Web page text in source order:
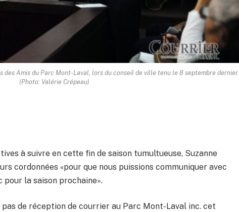
des Amis du Parc Mont-Laval, lors du conseil de ville tenu le 8 septembre dernier.
(Photo: Valérie Crépeau)
à suivre en cette fin de saison tumultueuse, Suzanne
cordonnées «pour que nous puissions communiquer avec
pour la saison prochaine».
pas de réception de courrier au Parc Mont-Laval inc. cet